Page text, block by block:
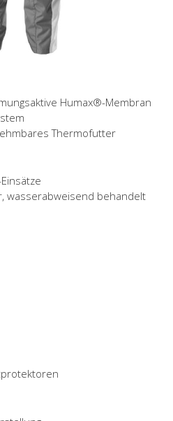
Humax®-Membran
Thermofutter
wasserabweisend behandelt